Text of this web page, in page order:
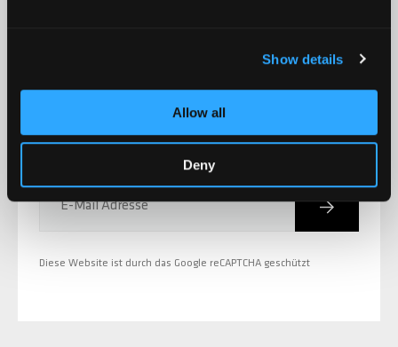
Show details
Allow all
Deny
E-Mail Adresse
Diese Website ist durch das Google reCAPTCHA geschützt
Produktneuheiten,
Aktionen, Events und
vieles mehr!